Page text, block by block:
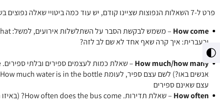
מתג
ניגודיות
גבוהה
פרט ל-7 השאלות הנפוצות שציינו קודם, יש עוד כמה ביטויי שאלה נפוצים בשימוש יום יומי:
How come
ובעברית: איך קרה שאף אחד לא שם לב לזה?
How much/how many
עצם שאינם ספירים
How often – שאלת תדירות. How often does the bus come? (באיזו תדירות האוטובוס מגיע?)